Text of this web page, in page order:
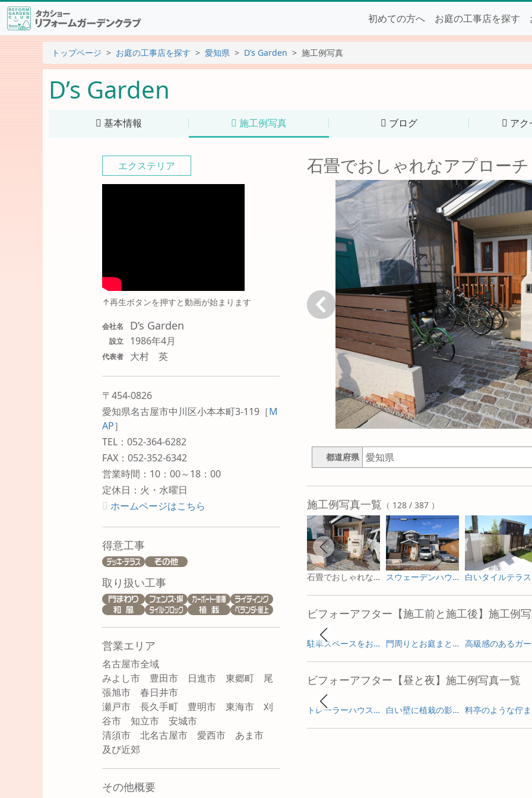
初めての方へ お庭の工事店を探す
トップページ お庭の工事店を探す 愛知県 D’s Garden 施工例写真
D’s Garden
基本情報 施工例写真 ブログ アク
エクステリア
↑再生ボタンを押すと動画が始まります
会社名 D’s Garden
設立 1986年4月
代表者 大村 英
〒454-0826
愛知県名古屋市中川区小本本町3-119 ［M
AP］
TEL：052-364-6282
FAX：052-352-6342
営業時間：10：00～18：00
定休日：火・水曜日
ホームページはこちら
得意工事
取り扱い工事
営業エリア
名古屋市全域
みよし市 豊田市 日進市 東郷町 尾
張旭市 春日井市
瀬戸市 長久手町 豊明市 東海市 刈
谷市 知立市 安城市
清須市 北名古屋市 愛西市 あま市
及び近郊
その他概要
石畳でおしゃれなアプローチ
都道府県 愛知県
施工例写真一覧 （ 128 / 387 ）
石畳でおしゃれなアプローチ スウェーデンハウスに合うアンティークレンガを使って
ビフォーアフター【施工前と施工後】施工例
駐車スペースをお庭へ ガーデニングを楽しむためのリフォーム 門周りとお庭まとめて一新した外構リフォーム
ビフォーアフター【昼と夜】施工例写真一覧
トレーラーハウスの新築外構とガーデンデザイン 白い壁に植栽の影が揺れる新築外構